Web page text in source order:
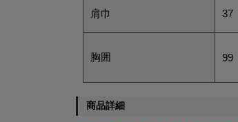
肩巾 37
胸囲 99
商品詳細